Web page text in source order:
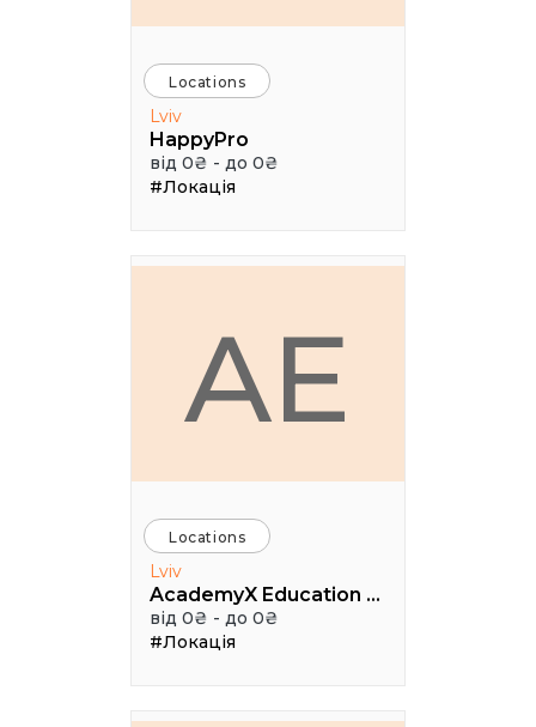
Locations
Lviv
HappyPro
від 0₴ - до 0₴
#Локація
AE
Locations
Lviv
AcademyX Education Hub
від 0₴ - до 0₴
#Локація